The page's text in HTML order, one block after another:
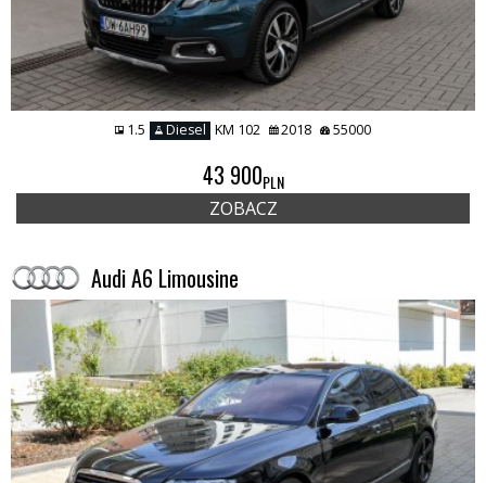
1.5 Diesel KM 102 2018 55000
43 900PLN
ZOBACZ
Audi A6 Limousine